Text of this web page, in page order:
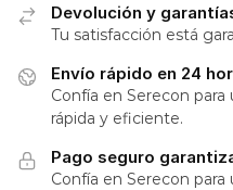
Devolución y
Tu satisfacción está
Envío rápido en 24
Confía en Serecon
rápida y eficiente.
Pago seguro
Confía en Serecon